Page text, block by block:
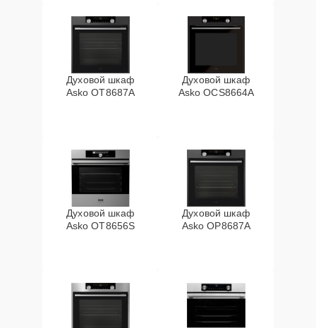
Духовой шкаф
Asko OT8687A
Духовой шкаф
Asko OCS8664A
Духовой шкаф
Asko OT8656S
Духовой шкаф
Asko OP8687A